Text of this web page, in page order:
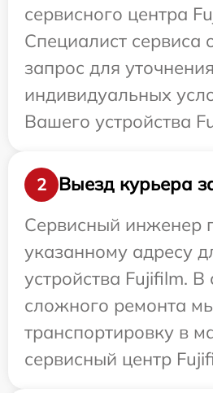
сервисного центра
Специалист сервиса
запрос для уточнения
индивидуальных
Вашего устройства
2
Выезд курьера
Сервисный инженер
указанному адресу
устройства Fujifilm. В
сложного ремонта
транспортировку в
сервисный центр